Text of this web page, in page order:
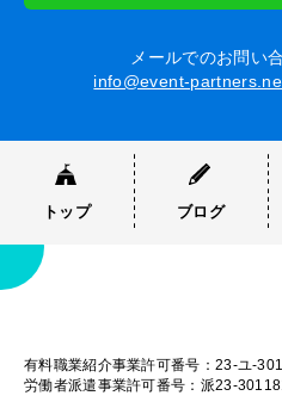
メールでのお問い
info@event-
トップ ブログ
有料職業紹介事業許可番号：23-ユ-
労働者派遣事業許可番号：派23-